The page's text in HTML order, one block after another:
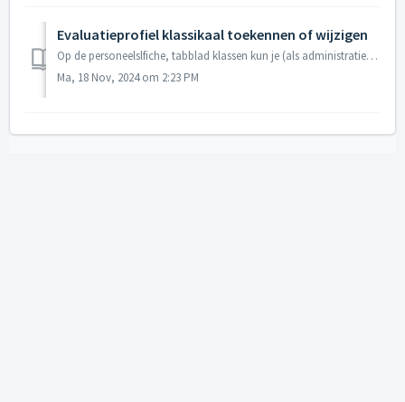
Evaluatieprofiel klassikaal toekennen of wijzigen
Op de personeelslfiche, tabblad klassen kun je (als administratie) de gekoppelde evaluatieprofielen van de leerlingen overlopen en wijzigen. Ook de leerkra...
Ma, 18 Nov, 2024 om 2:23 PM